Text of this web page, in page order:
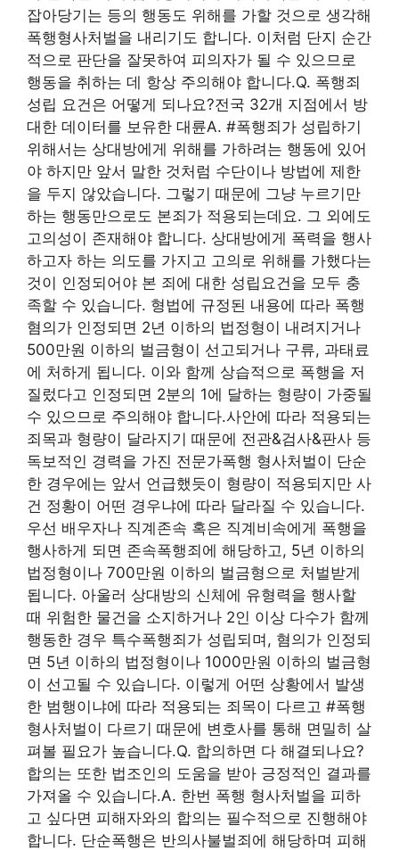
잡아당기는 등의 행동도 위해를 가할 것으로 생각해
폭행형사처벌을 내리기도 합니다. 이처럼 단지 순간
적으로 판단을 잘못하여 피의자가 될 수 있으므로
행동을 취하는 데 항상 주의해야 합니다.Q. 폭행죄
성립 요건은 어떻게 되나요?전국 32개 지점에서 방
대한 데이터를 보유한 대륜A. #폭행죄가 성립하기
위해서는 상대방에게 위해를 가하려는 행동에 있어
야 하지만 앞서 말한 것처럼 수단이나 방법에 제한
을 두지 않았습니다. 그렇기 때문에 그냥 누르기만
하는 행동만으로도 본죄가 적용되는데요. 그 외에도
고의성이 존재해야 합니다. 상대방에게 폭력을 행사
하고자 하는 의도를 가지고 고의로 위해를 가했다는
것이 인정되어야 본 죄에 대한 성립요건을 모두 충
족할 수 있습니다. 형법에 규정된 내용에 따라 폭행
혐의가 인정되면 2년 이하의 법정형이 내려지거나
500만원 이하의 벌금형이 선고되거나 구류, 과태료
에 처하게 됩니다. 이와 함께 상습적으로 폭행을 저
질렀다고 인정되면 2분의 1에 달하는 형량이 가중될
수 있으므로 주의해야 합니다.사안에 따라 적용되는
죄목과 형량이 달라지기 때문에 전관&검사&판사 등
독보적인 경력을 가진 전문가폭행 형사처벌이 단순
한 경우에는 앞서 언급했듯이 형량이 적용되지만 사
건 정황이 어떤 경우냐에 따라 달라질 수 있습니다.
우선 배우자나 직계존속 혹은 직계비속에게 폭행을
행사하게 되면 존속폭행죄에 해당하고, 5년 이하의
법정형이나 700만원 이하의 벌금형으로 처벌받게
됩니다. 아울러 상대방의 신체에 유형력을 행사할
때 위험한 물건을 소지하거나 2인 이상 다수가 함께
행동한 경우 특수폭행죄가 성립되며, 혐의가 인정되
면 5년 이하의 법정형이나 1000만원 이하의 벌금형
이 선고될 수 있습니다. 이렇게 어떤 상황에서 발생
한 범행이냐에 따라 적용되는 죄목이 다르고 #폭행
형사처벌이 다르기 때문에 변호사를 통해 면밀히 살
펴볼 필요가 높습니다.Q. 합의하면 다 해결되나요?
합의는 또한 법조인의 도움을 받아 긍정적인 결과를
가져올 수 있습니다.A. 한번 폭행 형사처벌을 피하
고 싶다면 피해자와의 합의는 필수적으로 진행해야
합니다. 단순폭행은 반의사불벌죄에 해당하며 피해